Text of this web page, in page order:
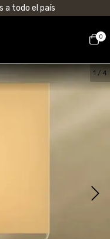
a todo el país
0
1 / 4